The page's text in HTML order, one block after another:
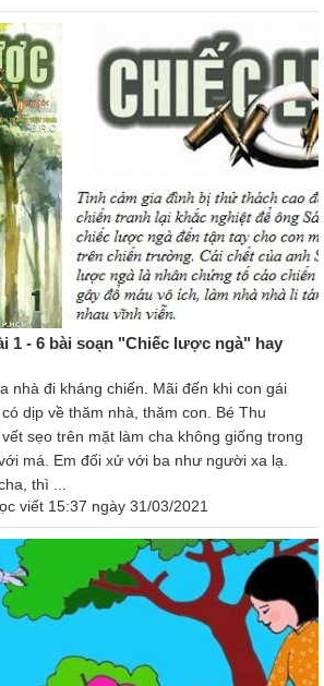
1 - 6 bài soạn "Chiếc lược ngà" hay
nhà đi kháng chiến. Mãi đến khi con gái
dịp về thăm nhà, thăm con. Bé Thu
sẹo trên mặt làm cha không giống trong
má. Em đối xử với ba như người xa lạ.
thì ...
viết 15:37 ngày 31/03/2021